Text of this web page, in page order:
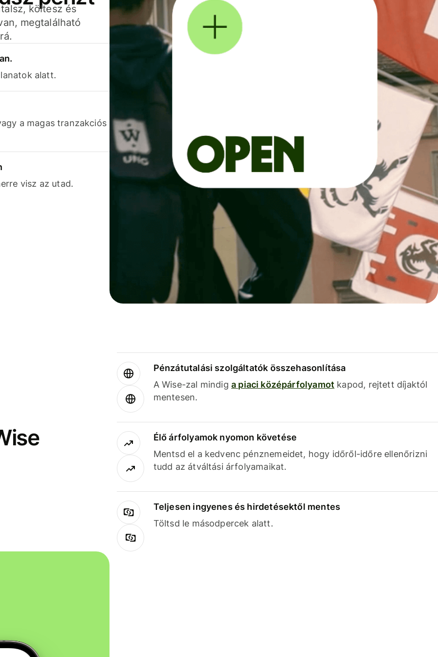
költesz és
megtalálható
alatt.
a magas tranzakciós
visz az utad.
Pénzátutalási szolgáltatók összehasonlítása
A Wise-zal mindig a piaci középárfolyamot kapod, rejtett díjaktól
mentesen.
Élő árfolyamok nyomon követése
Mentsd el a kedvenc pénznemeidet, hogy időről-időre ellenőrizni
tudd az átváltási árfolyamaikat.
Teljesen ingyenes és hirdetésektől mentes
Töltsd le másodpercek alatt.